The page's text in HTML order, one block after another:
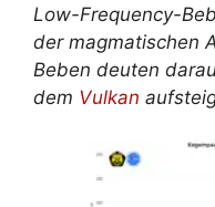
Low-Frequency-
der magmatischen
Beben deuten
dem Vulkan